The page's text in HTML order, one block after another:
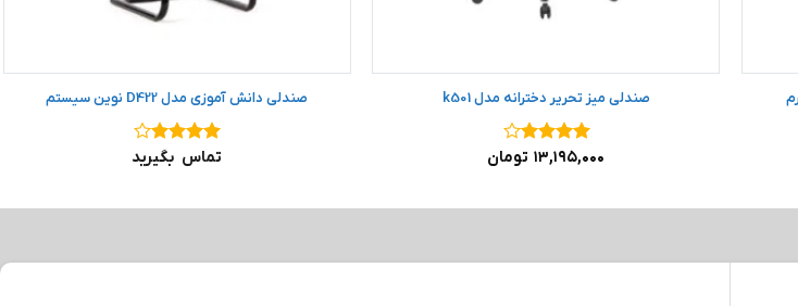
صندلی میز تحریر دخترانه مدل k501
نمره۴
۱۳,۱۹۵,۰۰۰ تومان
صندلی دانش آموزی مدل D422 نوین سیستم
نمره ۴
تماس بگیرید